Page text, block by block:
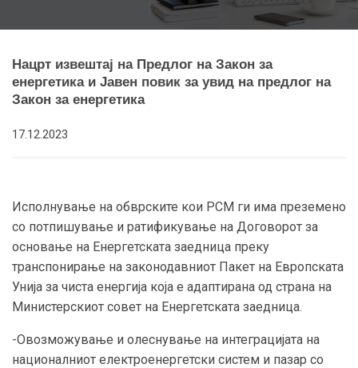
Нацрт извештај на Предлог на Закон за
енергетика и Јавен повик за увид на предлог на
Закон за енергетика
17.12.2023
Исполнување на обврските кои РСМ ги има преземено
со потпишување и ратификување на Договорот за
основање на Енергетската заедница преку
транспонирање на законодавниот Пакет на Европската
Унија за чиста енергија која е адаптирана од страна на
Министерскиот совет на Енергетската заедница.
-Овозможување и олеснување на интеграцијата на
националниот електроенергетски систем и пазар со